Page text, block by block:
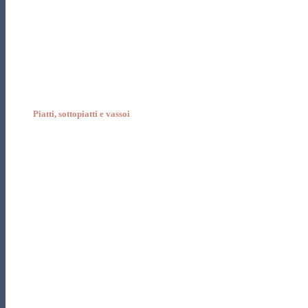
Piatti, sottopiatti e vassoi